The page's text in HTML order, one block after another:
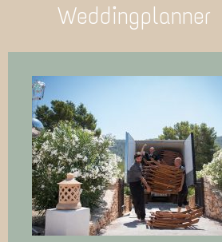
Weddingplanner